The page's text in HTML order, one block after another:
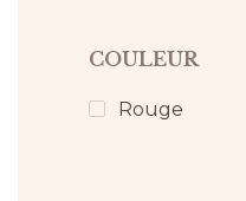
COULEUR
Rouge